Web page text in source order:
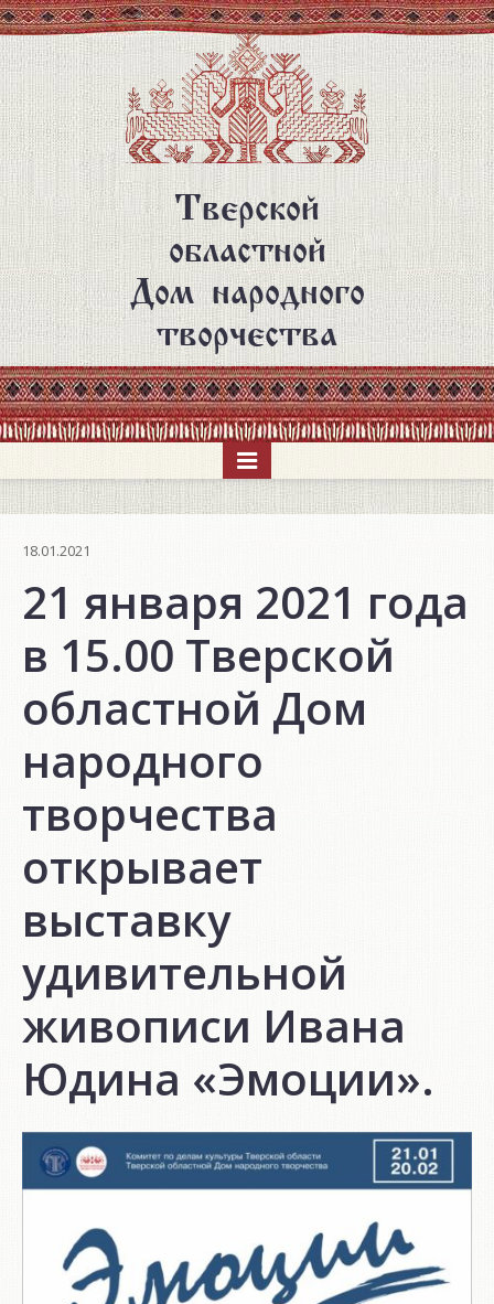
Перейти
к
основному
содержанию
Тверской
областной
Дом народного
творчества
18.01.2021
21 января 2021 года
в 15.00 Тверской
областной Дом
народного
творчества
открывает
выставку
удивительной
живописи Ивана
Юдина «Эмоции».